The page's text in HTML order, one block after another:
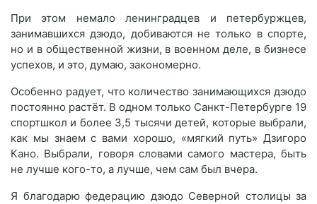
При этом немало ленинградцев и петербуржцев,
занимавшихся дзюдо, добиваются не только в спорте,
но и в общественной жизни, в военном деле, в бизнесе
успехов, и это, думаю, закономерно.
Особенно радует, что количество занимающихся дзюдо
постоянно растёт. В одном только Санкт-Петербурге 19
спортшкол и более 3,5 тысячи детей, которые выбрали,
как мы знаем с вами хорошо, «мягкий путь» Дзигоро
Кано. Выбрали, говоря словами самого мастера, быть
не лучше кого-то, а лучше, чем сам был вчера.
Я благодарю федерацию дзюдо Северной столицы за